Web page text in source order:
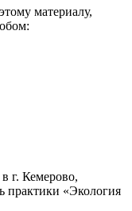
материалу,
г. Кемерово,
практики «Экология